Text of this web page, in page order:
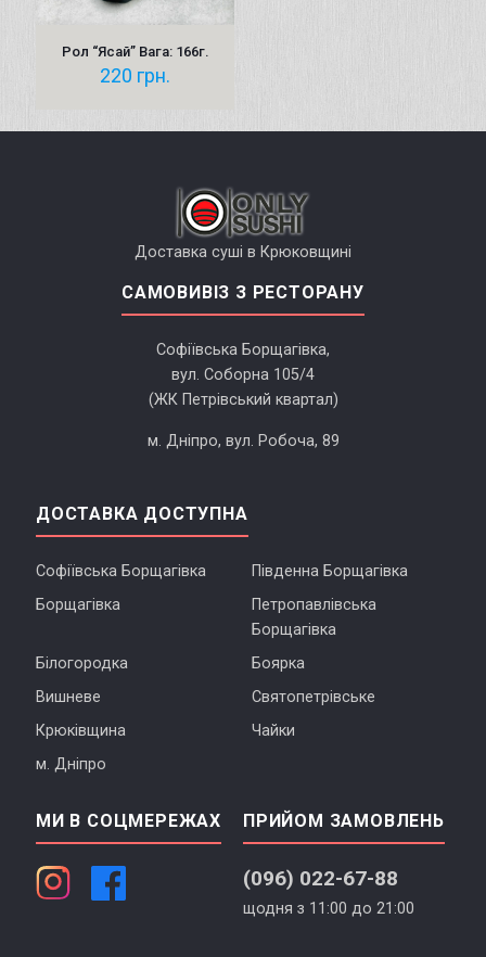
Рол “Ясай” Вага: 166г.
220 грн.
Доставка суші в Крюковщині
САМОВИВІЗ З РЕСТОРАНУ
Софіївська Борщагівка,
вул. Соборна 105/4
(ЖК Петрівський квартал)
м. Дніпро, вул. Робоча, 89
ДОСТАВКА ДОСТУПНА
Софіївська Борщагівка
Південна Борщагівка
Борщагівка
Петропавлівська
Борщагівка
Білогородка
Боярка
Вишневе
Святопетрівське
Крюківщина
Чайки
м. Дніпро
МИ В СОЦМЕРЕЖАХ ПРИЙОМ ЗАМОВЛЕНЬ
(096) 022-67-88
щодня з 11:00 до 21:00